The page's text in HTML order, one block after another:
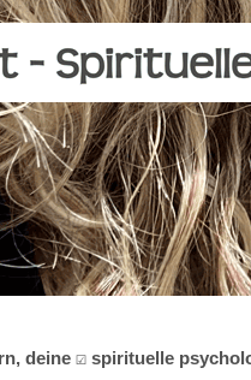
deine ☑️ spirituelle